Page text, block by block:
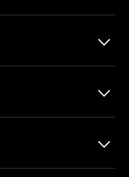
􀆈
􀆈
􀆈